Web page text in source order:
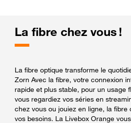
La fibre chez vous !
La fibre optique transforme le
Zorn Avec la fibre, votre connexion
rapide et plus stable, pour un usage
vous regardiez vos séries en
chez vous ou jouiez en ligne, la fibre
vos besoins. La Livebox Orange